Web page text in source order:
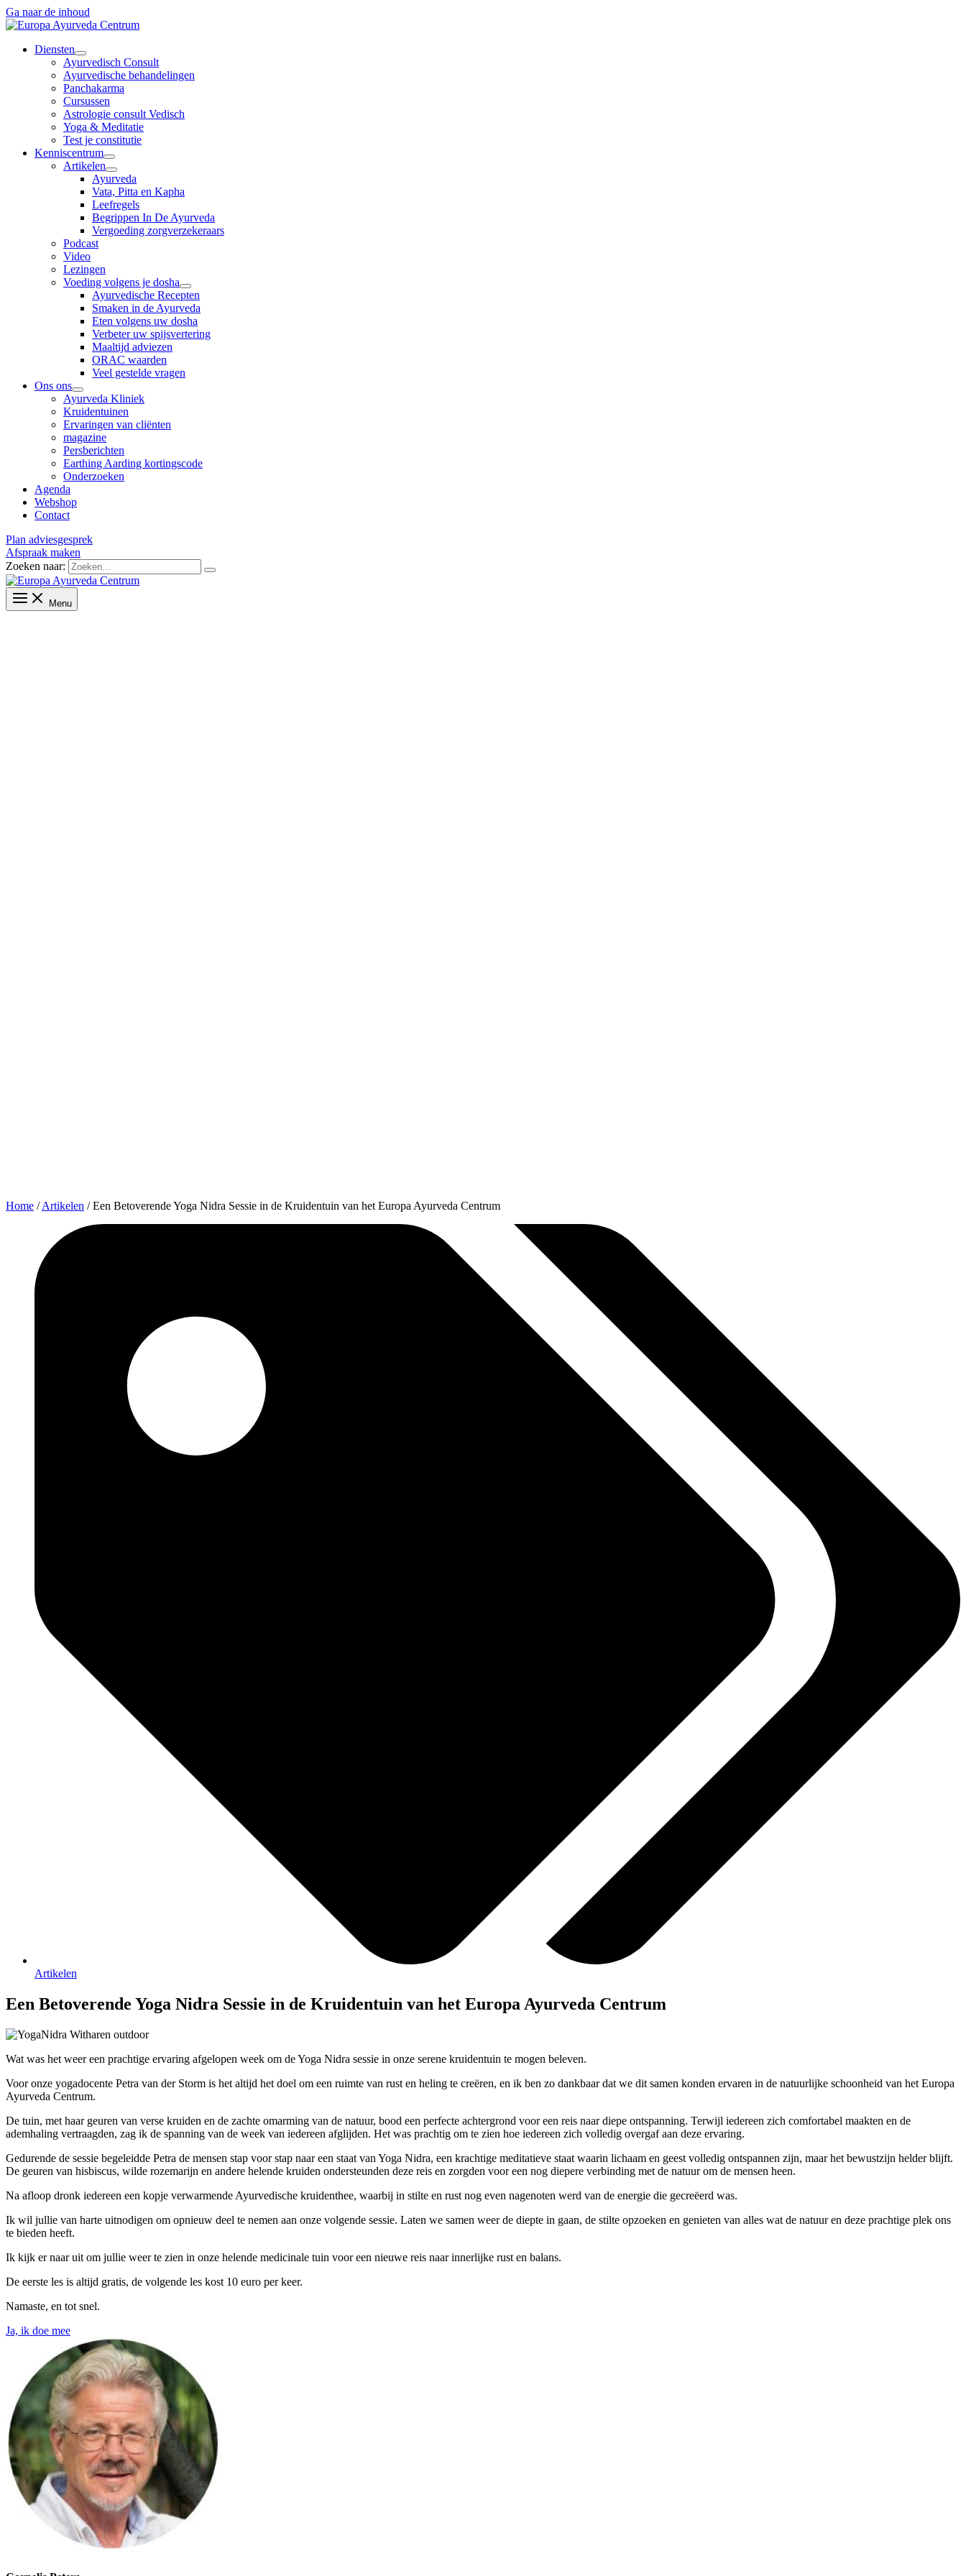
Ga naar de inhoud
Diensten
Ayurvedisch Consult
Ayurvedische behandelingen
Panchakarma
Cursussen
Astrologie consult Vedisch
Yoga & Meditatie
Test je constitutie
Kenniscentrum
Artikelen
Ayurveda
Vata, Pitta en Kapha
Leefregels
Begrippen In De Ayurveda
Vergoeding zorgverzekeraars
Podcast
Video
Lezingen
Voeding volgens je dosha
Ayurvedische Recepten
Smaken in de Ayurveda
Eten volgens uw dosha
Verbeter uw spijsvertering
Maaltijd adviezen
ORAC waarden
Veel gestelde vragen
Ons ons
Ayurveda Kliniek
Kruidentuinen
Ervaringen van cliënten
magazine
Persberichten
Earthing Aarding kortingscode
Onderzoeken
Agenda
Webshop
Contact
Plan adviesgesprek
Afspraak maken
Zoeken naar:
Menu
Home /Artikelen /Een Betoverende Yoga Nidra Sessie in de Kruidentuin van het Europa Ayurveda Centrum
Artikelen
Een Betoverende Yoga Nidra Sessie in de Kruidentuin van het Europa Ayurveda Centrum
Wat was het weer een prachtige ervaring afgelopen week om de Yoga Nidra sessie in onze serene kruidentuin te mogen beleven.
Voor onze yogadocente Petra van der Storm is het altijd het doel om een ruimte van rust en heling te creëren, en ik ben zo dankbaar dat we dit samen konden ervaren in de natuurlijke schoonheid van het Europa
Ayurveda Centrum.
De tuin, met haar geuren van verse kruiden en de zachte omarming van de natuur, bood een perfecte achtergrond voor een reis naar diepe ontspanning. Terwijl iedereen zich comfortabel maakten en de
ademhaling vertraagden, zag ik de spanning van de week van iedereen afglijden. Het was prachtig om te zien hoe iedereen zich volledig overgaf aan deze ervaring.
Gedurende de sessie begeleidde Petra de mensen stap voor stap naar een staat van Yoga Nidra, een krachtige meditatieve staat waarin lichaam en geest volledig ontspannen zijn, maar het bewustzijn helder blijft.
De geuren van hisbiscus, wilde rozemarijn en andere helende kruiden ondersteunden deze reis en zorgden voor een nog diepere verbinding met de natuur om de mensen heen.
Na afloop dronk iedereen een kopje verwarmende Ayurvedische kruidenthee, waarbij in stilte en rust nog even nagenoten werd van de energie die gecreëerd was.
Ik wil jullie van harte uitnodigen om opnieuw deel te nemen aan onze volgende sessie. Laten we samen weer de diepte in gaan, de stilte opzoeken en genieten van alles wat de natuur en deze prachtige plek ons
te bieden heeft.
Ik kijk er naar uit om jullie weer te zien in onze helende medicinale tuin voor een nieuwe reis naar innerlijke rust en balans.
De eerste les is altijd gratis, de volgende les kost 10 euro per keer.
Namaste, en tot snel.
Ja, ik doe mee